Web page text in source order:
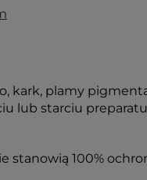
kark, plamy
lub starciu
stanowią 100%